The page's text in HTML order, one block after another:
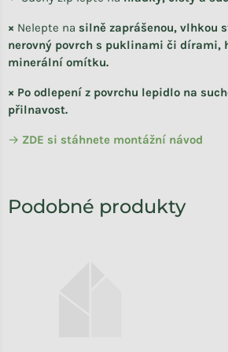
× Nelepte na silně zaprášenou, vlhkou
nerovný povrch s puklinami či dírami,
minerální omítku.
× Po odlepení z povrchu lepidlo na
přilnavost.
→ ZDE si stáhnete montážní návod